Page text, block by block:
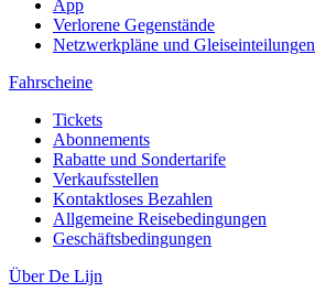
App
Verlorene Gegenstände
Netzwerkpläne und Gleiseinteilungen
Fahrscheine
Tickets
Abonnements
Rabatte und Sondertarife
Verkaufsstellen
Kontaktloses Bezahlen
Allgemeine Reisebedingungen
Geschäftsbedingungen
Über De Lijn